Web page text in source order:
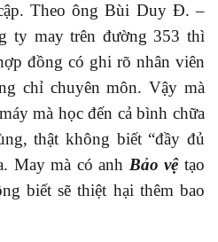
Theo ông Bùi Duy Đ. –
ty may trên đường 353 thì
đồng có ghi rõ nhân viên
chỉ chuyên môn. Vậy mà
mà học đến cả bình chữa
thật không biết “đầy đủ
May mà có anh Bảo vệtạo
biết sẽ thiệt hại thêm bao